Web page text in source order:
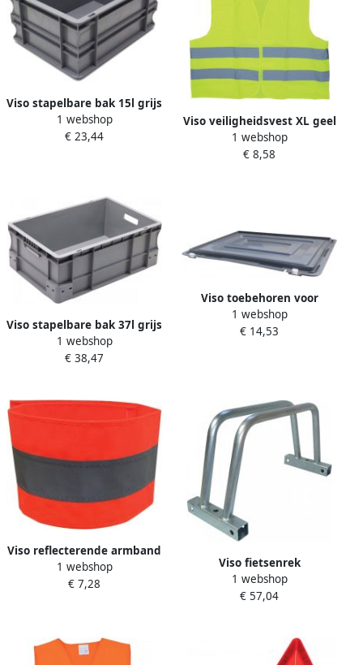
Viso stapelbare bak 15l grijs
1 webshop
€ 23,44
Viso veiligheidsvest XL geel
1 webshop
€ 8,58
Viso stapelbare bak 37l grijs
1 webshop
€ 38,47
Viso toebehoren voor
stapelbare bakken deksel
10-25L
1 webshop
€ 14,53
Viso reflecterende armband
oranje
1 webshop
€ 7,28
Viso fietsenrek
1 webshop
€ 57,04